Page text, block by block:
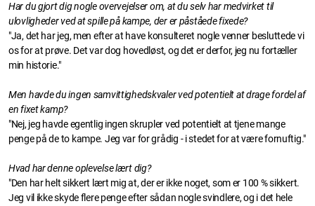
Har du gjort dig nogle overvejelser om, at du selv har medvirket til
ulovligheder ved at spille på kampe, der er påståede fixede?
"Ja, det har jeg, men efter at have konsulteret nogle venner besluttede vi
os for at prøve. Det var dog hovedløst, og det er derfor, jeg nu fortæller
min historie."
Men havde du ingen samvittighedskvaler ved potentielt at drage fordel af
en fixet kamp?
"Nej, jeg havde egentlig ingen skrupler ved potentielt at tjene mange
penge på de to kampe. Jeg var for grådig - i stedet for at være fornuftig."
Hvad har denne oplevelse lært dig?
"Den har helt sikkert lært mig at, der er ikke noget, som er 100 % sikkert.
Jeg vil ikke skyde flere penge efter sådan nogle svindlere, og i det hele